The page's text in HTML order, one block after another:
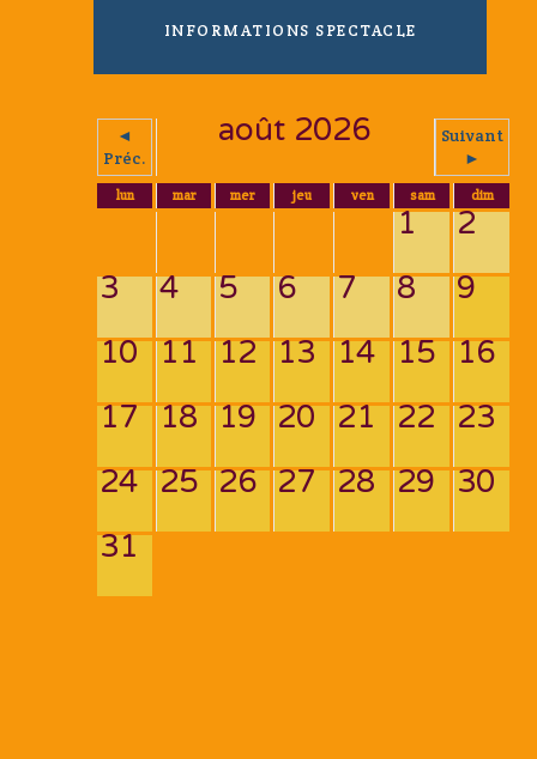
INFORMATIONS SPECTACLE
◄
Préc.
août 2026
Suivant
►
lun mar mer jeu ven sam dim
1
2
3
4 5 6 7 8
9
10 11 12 13 14 15 16
17 18 19 20 21 22 23
24 25 26 27 28 29 30
31